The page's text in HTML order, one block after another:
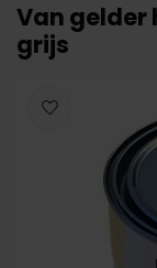
Van gelder
grijs